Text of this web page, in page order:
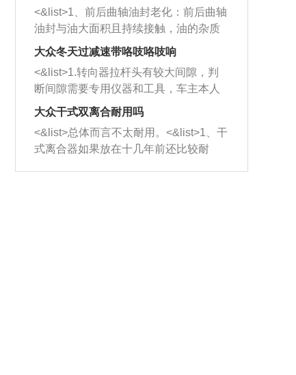
西取出来。但如果是因为积碳过多引起
的堵塞，就需要将三元催化器泡在草酸
洗剂对堵塞的情况得到解决，将清洗剂
放在燃油箱中，与燃油混合后，车辆启
动时，就可以和汽油一起进入到燃烧
室，最后形成废气排出，就可以让三元
催化器得到清洗，排气管堵塞的情况就
能够得到解决。
一圈半的练习，往右同样也要打相同的
圈数。 <&list>3、最后强调要反复练
习，这样就可以形成肌肉记忆，在真实
驾驶车辆时，不需要记忆也能打好方
向。
<&list>1、前后曲轴油封老化：前后曲轴
油封与油大面积且持续接触，油的杂质
和发动机内持续温度变化使其密封效果
逐渐减弱，导致渗油或漏油。<&list>2、
活塞间隙过大：积碳会使活塞环与缸体
的间隙扩大，导致机油流入燃烧室中，
造成烧机油。<&list>3、机油粘度。使用
机油粘度过小的话，同样会有烧机油现
象，机油粘度过小具有很好的流动性，
大众冬天过减速带咯吱咯吱响
<&list>1.转向器拉杆头有较大间隙，判
断间隙需要专用仪器和工具，车主本人
无法制作，需要将车辆送到修理厂或4s
店；<&list>2.车辆半轴套管防尘罩破
裂，破裂后会出现漏油现象，使半轴磨
损严重，磨损的半轴容易损坏，产生异
响；<&list>3.稳定器的转向胶套和球头
大众干式双离合耐用吗
<&list>总体而言不太耐用。<&list>1、干
式离合器如果放在十几年前还比较耐